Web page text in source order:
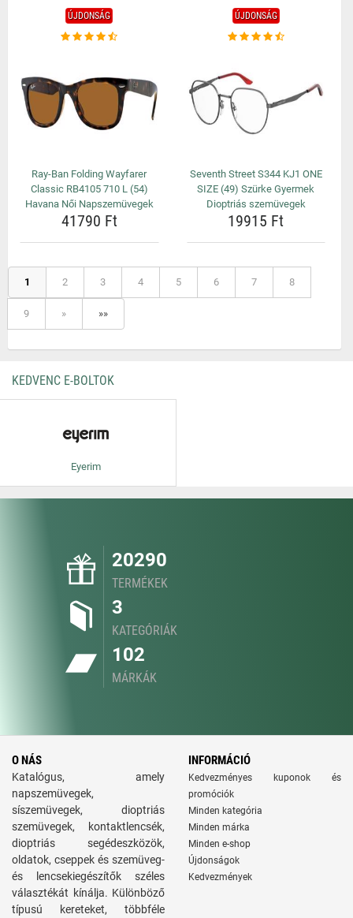
ÚJDONSÁG
Ray-Ban Folding Wayfarer
Classic RB4105 710 L (54)
Havana Női Napszemüvegek
41790 Ft
ÚJDONSÁG
Seventh Street S344 KJ1 ONE
SIZE (49) Szürke Gyermek
Dioptriás szemüvegek
19915 Ft
1 2 3 4 5 6 7 8
9 » »»
KEDVENC E-BOLTOK
Eyerim
20290
TERMÉKEK
3
KATEGÓRIÁK
102
MÁRKÁK
O NÁS
Katalógus, amely
napszemüvegek,
síszemüvegek, dioptriás
szemüvegek, kontaktlencsék,
dioptriás segédeszközök,
oldatok, cseppek és szemüveg-
és lencsekiegészítők széles
választékát kínálja. Különböző
típusú kereteket, többféle
INFORMÁCIÓ
Kedvezményes kuponok és
promóciók
Minden kategória
Minden márka
Minden e-shop
Újdonságok
Kedvezmények